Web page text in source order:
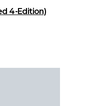
4-Edition)